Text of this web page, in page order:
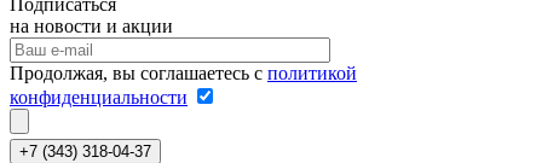
Подписаться
на новости и акции
Продолжая, вы соглашаетесь с политикой
конфиденциальности
+7 (343) 318-04-37